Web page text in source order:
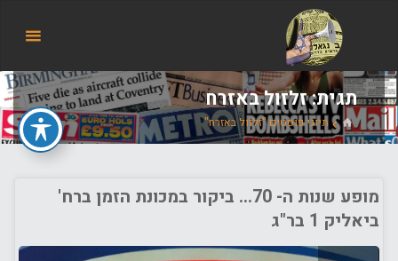
של
אודי
בורג
תגית:זלזול באזרח
ביתתיוגי פוסטים "זלזול באזרח"
מופע שנות ה- 70… ביקור במכונת הזמן ברח'
ביאליק 1 בר"ג